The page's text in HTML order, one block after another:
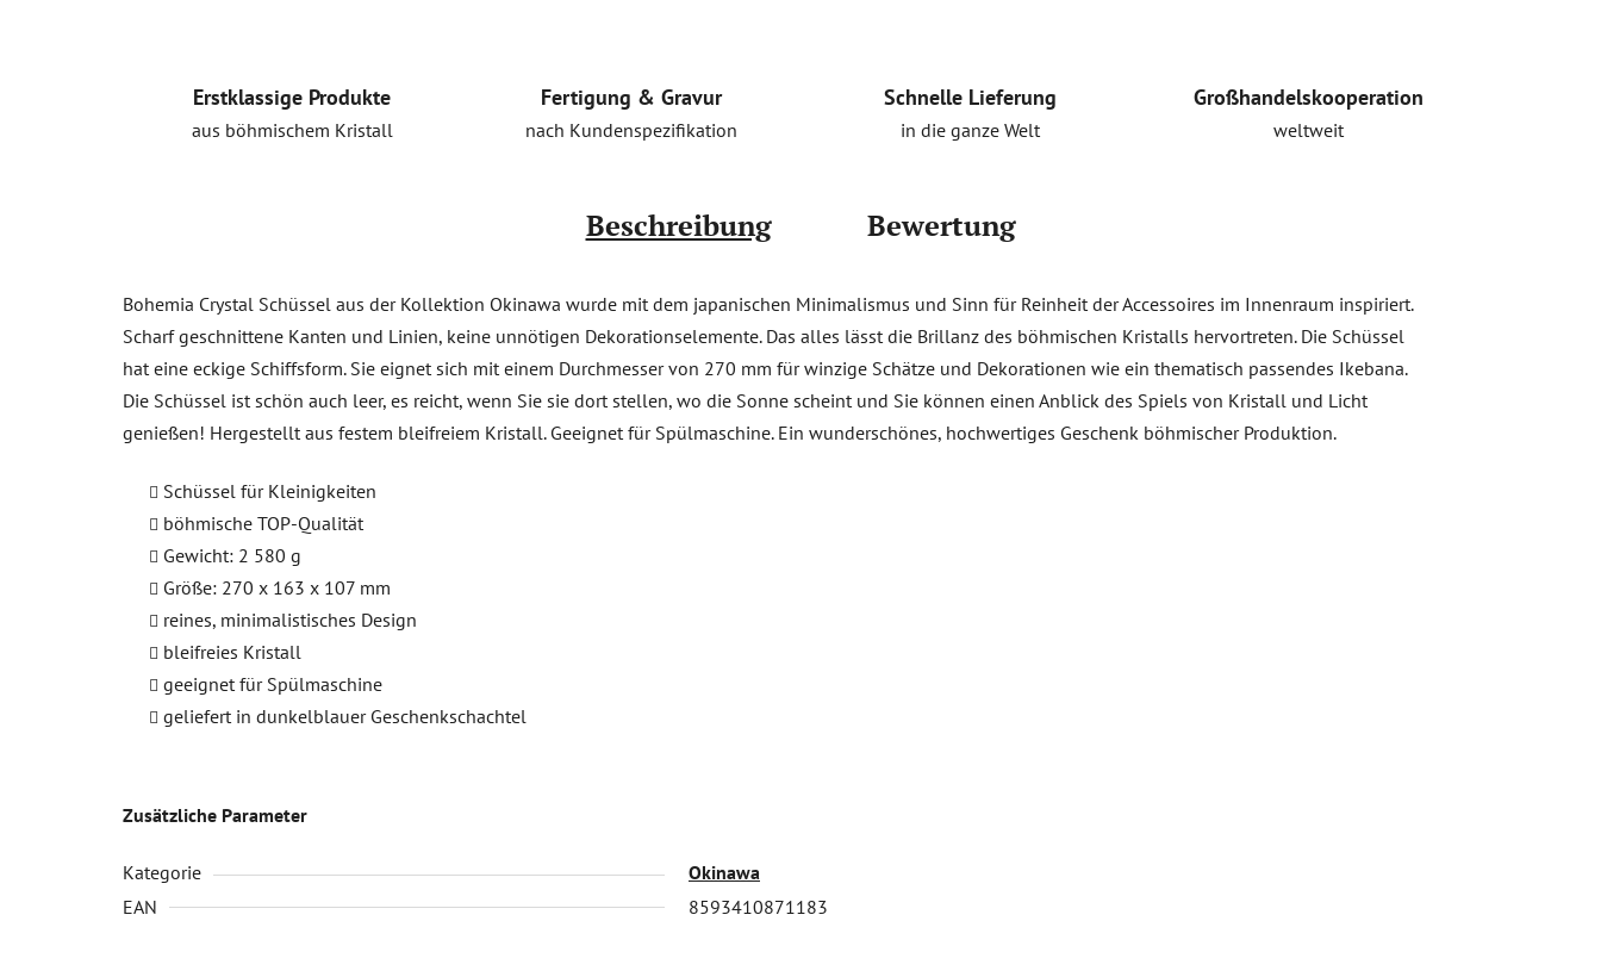
Erstklassige Produkte
aus böhmischem Kristall
Fertigung & Gravur
nach Kundenspezifikation
Schnelle Lieferung
in die ganze Welt
Großhandelskooperation
weltweit
Beschreibung Bewertung
Bohemia Crystal Schüssel aus der Kollektion Okinawa wurde mit dem japanischen Minimalismus und Sinn für Reinheit der Accessoires im Innenraum inspiriert.
Scharf geschnittene Kanten und Linien, keine unnötigen Dekorationselemente. Das alles lässt die Brillanz des böhmischen Kristalls hervortreten. Die Schüssel
hat eine eckige Schiffsform. Sie eignet sich mit einem Durchmesser von 270 mm für winzige Schätze und Dekorationen wie ein thematisch passendes Ikebana.
Die Schüssel ist schön auch leer, es reicht, wenn Sie sie dort stellen, wo die Sonne scheint und Sie können einen Anblick des Spiels von Kristall und Licht
genießen! Hergestellt aus festem bleifreiem Kristall. Geeignet für Spülmaschine. Ein wunderschönes, hochwertiges Geschenk böhmischer Produktion.
Schüssel für Kleinigkeiten
böhmische TOP-Qualität
Gewicht: 2 580 g
Größe: 270 x 163 x 107 mm
reines, minimalistisches Design
bleifreies Kristall
geeignet für Spülmaschine
geliefert in dunkelblauer Geschenkschachtel
Zusätzliche Parameter
Kategorie
Okinawa
EAN
8593410871183